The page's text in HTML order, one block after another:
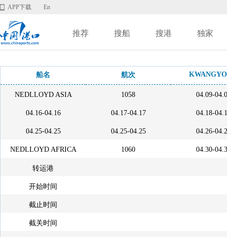
APP下载 En
推荐 搜船 搜港 独家
船名 航次
NEDLLOYD ASIA 1058 04.09-
04.16-04.16 04.17-04.17 04.18-
04.25-04.25 04.25-04.25 04.26-
NEDLLOYD AFRICA 1060 04.30-
转运港
开始时间
截止时间
截关时间